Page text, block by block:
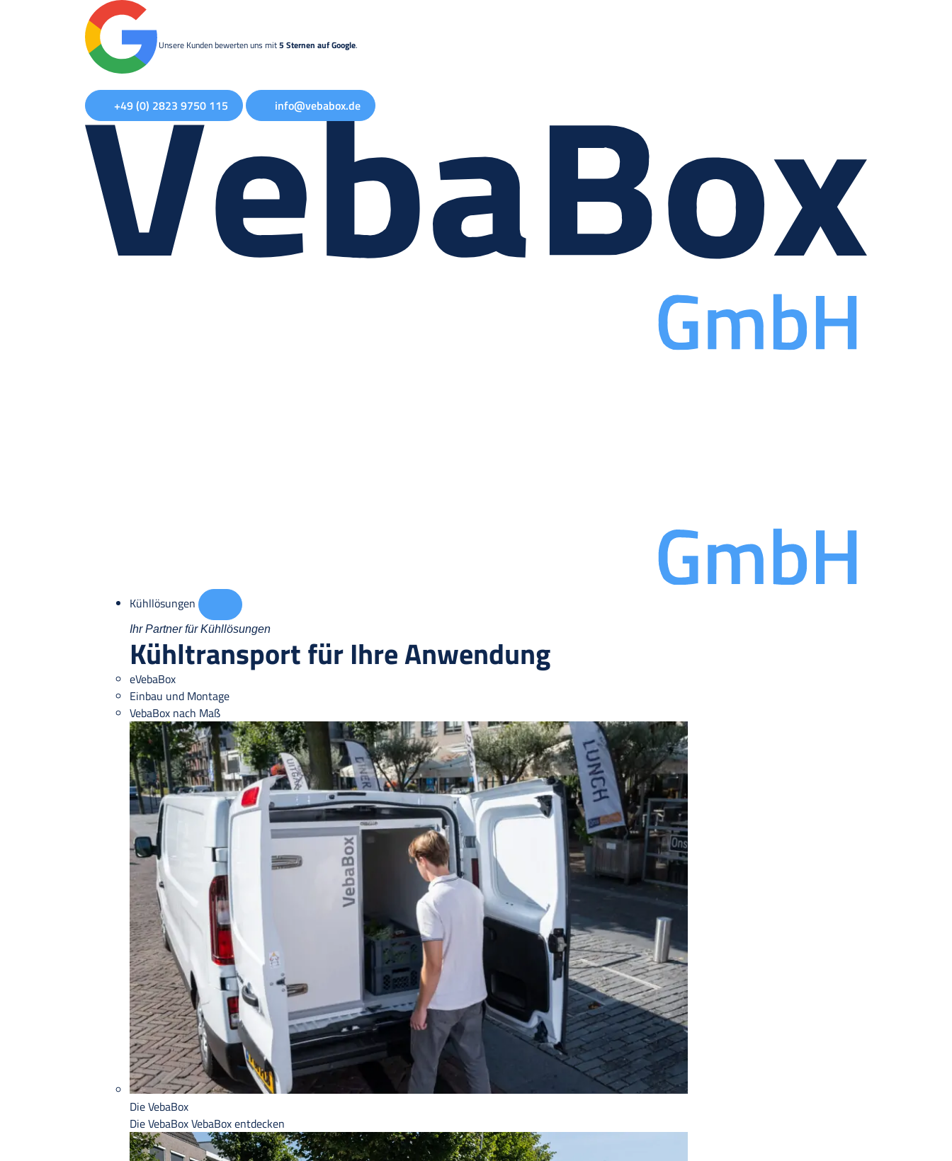
Unsere Kunden bewerten uns mit5 Sternen auf Google.
+49 (0) 2823 9750 115 info@vebabox.de
Kühllösungen
Ihr Partner für Kühllösungen
Kühltransport für Ihre Anwendung
eVebaBox
Einbau und Montage
VebaBox nach Maß
Die VebaBox
Die VebaBoxVebaBox entdecken